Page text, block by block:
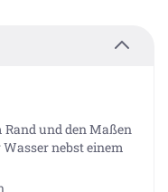
und den Maßen
Wasser nebst einem